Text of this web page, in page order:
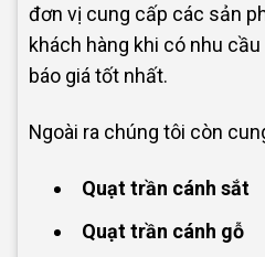
đơn vị cung cấp các sản
khách hàng khi có nhu cầu
báo giá tốt nhất.
Ngoài ra chúng tôi còn
Quạt trần cánh sắt
Quạt trần cánh gỗ